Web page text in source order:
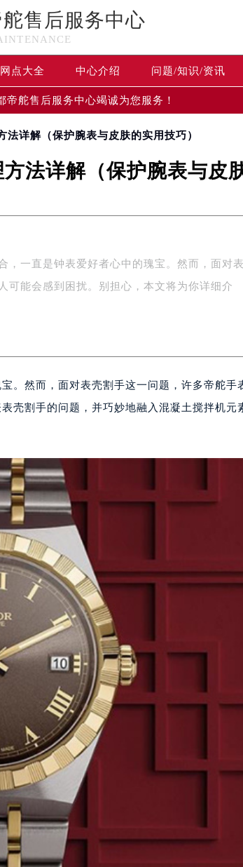
售后服务中心
网点大全 中心介绍 问题/知识/资讯
帝舵售后服务中心竭诚为您服务！
法详解（保护腕表与皮肤的实用技巧）
法详解（保护腕表与皮
，一直是钟表爱好者心中的瑰宝。然而，面对
可能会感到困扰。别担心，本文将为你详细介
。然而，面对表壳割手这一问题，许多帝舵手
壳割手的问题，并巧妙地融入混凝土搅拌机元